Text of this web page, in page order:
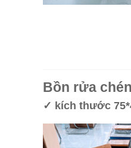
Bồn rửa
✓ kích thước